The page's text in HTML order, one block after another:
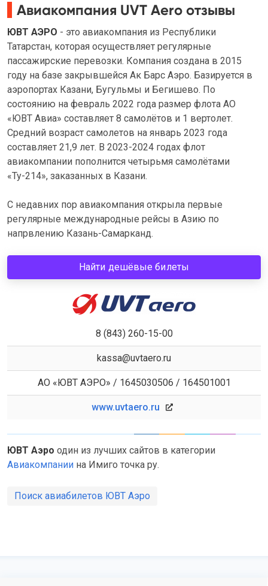
Авиакомпания UVT Aero отзывы
ЮВТ АЭРО - это авиакомпания из Республики
Татарстан, которая осуществляет регулярные
пассажирские перевозки. Компания создана в 2015
году на базе закрывшейся Ак Барс Аэро. Базируется в
аэропортах Казани, Бугульмы и Бегишево. По
состоянию на февраль 2022 года размер флота АО
«ЮВТ Авиа» составляет 8 самолётов и 1 вертолет.
Средний возраст самолетов на январь 2023 года
составляет 21,9 лет. В 2023-2024 годах флот
авиакомпании пополнится четырьмя самолётами
«Ту-214», заказанных в Казани.
С недавних пор авиакомпания открыла первые
регулярные международные рейсы в Азию по
напрвлению Казань-Самарканд.
Найти дешёвые билеты
8 (843) 260-15-00
kassa@uvtaero.ru
АО «ЮВТ АЭРО» / 1645030506 / 164501001
www.uvtaero.ru
ЮВТ Аэро один из лучших сайтов в категории
Авиакомпании на Имиго точка ру.
Поиск авиабилетов ЮВТ Аэро